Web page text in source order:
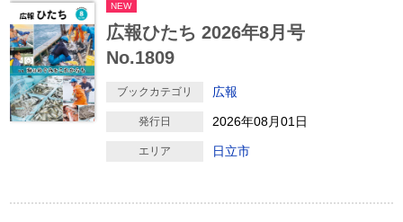
NEW
広報ひたち 2026年8月号
No.1809
ブックカテゴリ 広報
発行日 2026年08月01日
エリア 日立市